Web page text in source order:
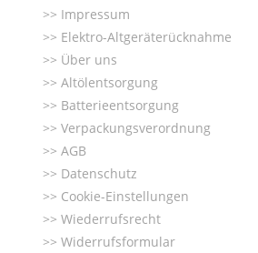
Impressum
Elektro-Altgeräterücknahme
Über uns
Altölentsorgung
Batterieentsorgung
Verpackungsverordnung
AGB
Datenschutz
Cookie-Einstellungen
Wiederrufsrecht
Widerrufsformular